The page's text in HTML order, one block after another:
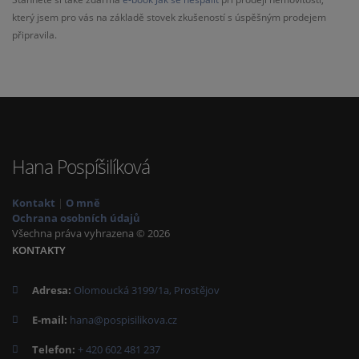
který jsem pro vás na základě stovek zkušeností s úspěšným prodejem
připravila.
Hana Pospíšilíková
Kontakt | O mně
Ochrana osobních údajů
Všechna práva vyhrazena © 2026
KONTAKTY
Adresa: Olomoucká 3199/1a, Prostějov
E-mail: hana@pospisilikova.cz
Telefon: + 420 602 481 237